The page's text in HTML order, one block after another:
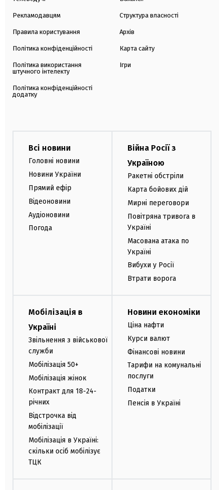
Рекламодавцям
Правила користування
Політика конфіденційності
Політика використання
штучного інтелекту
Політика конфіденційності
додатку
Структура власності
Архів
Карта сайту
Ігри
Всі новини
Головні новини
Новини України
Прямий ефір
Відеоновини
Аудіоновини
Погода
Війна Росії з
Україною
Ракетні обстріли
Карта бойових дій
Мирні переговори
Повітряна тривога в
Україні
Масована атака по
Україні
Вибухи у Росії
Втрати ворога
Мобілізація в
Україні
Звільнення з військової
служби
Мобілізація 50+
Мобілізація жінок
Контракт для 18-24-
річних
Відстрочка від
мобілізації
Мобілізація в Україні:
скільки осіб мобілізує
ТЦК
Новини економіки
Ціна нафти
Курси валют
Фінансові новини
Тарифи на комунальні
послуги
Податки
Пенсія в Україні